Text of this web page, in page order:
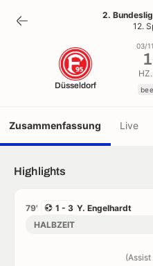
1
2.
12.
Düsseldorf
03/
1
Zusammenfassung Live
Highlights
79' 1 - 3 Y. Engelhardt
HALBZEIT